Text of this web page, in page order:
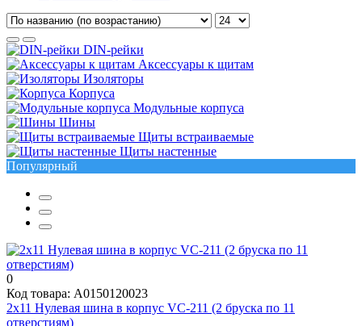
DIN-рейки
Аксессуары к щитам
Изоляторы
Корпуса
Модульные корпуса
Шины
Щиты встраиваемые
Щиты настенные
Популярный
0
Код товара: A0150120023
2х11 Нулевая шина в корпус VC-211 (2 бруска по 11
отверстиям)